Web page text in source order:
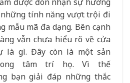
tính năng vượt trội đi
mẫu mã đa dạng. Bên cạnh
vẫn chưa hiểu rõ về cửa
là gì. Đây còn là một sản
tâm trí họ. Vì thế
bạn giải đáp những thắc